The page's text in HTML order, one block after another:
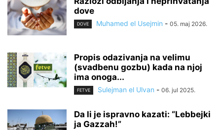
dove
DOVE Muhamed el Usejmin - 05. maj 2026.
Propis odazivanja na velimu
(svadbenu gozbu) kada na njoj
ima onoga...
FETVE Sulejman el Ulvan - 06. jul 2025.
Da li je ispravno kazati: “Lebbejki
ja Gazzah!”